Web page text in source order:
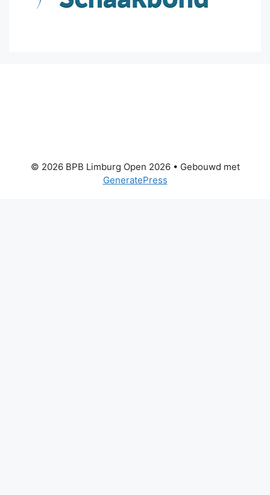
© 2026 BPB Limburg Open 2026• Gebouwd met
GeneratePress